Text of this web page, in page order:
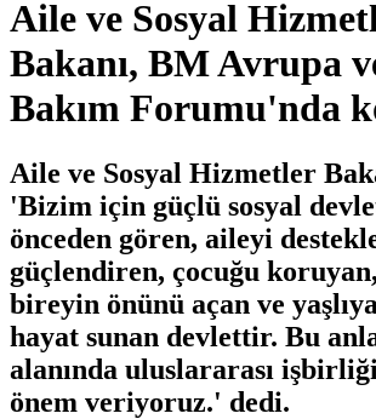
Aile ve Sosyal
Bakanı, BM Avrupa
Bakım Forumu'nda
Aile ve Sosyal Hizmetler
'Bizim için güçlü sosyal
önceden gören, aileyi
güçlendiren, çocuğu
bireyin önünü açan ve
hayat sunan devlettir. Bu
alanında uluslararası
önem veriyoruz.' dedi.